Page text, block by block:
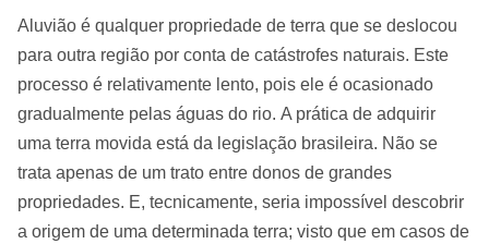
Aluvião é qualquer propriedade de terra que se deslocou
para outra região por conta de catástrofes naturais. Este
processo é relativamente lento, pois ele é ocasionado
gradualmente pelas águas do rio. A prática de adquirir
uma terra movida está da legislação brasileira. Não se
trata apenas de um trato entre donos de grandes
propriedades. E, tecnicamente, seria impossível descobrir
a origem de uma determinada terra; visto que em casos de